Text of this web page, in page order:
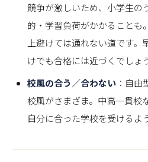
競争が激しいため、小学生の
的・学習負荷がかかることも
上避けては通れない道です
けでも合格には近づくでしょ
校風の合う／合わない ：自
校風がさまざま。中高一貫校
自分に合った学校を受けるよ